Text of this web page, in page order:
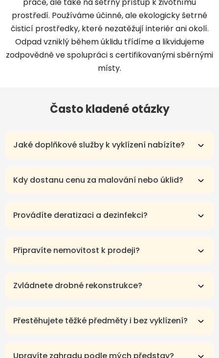
prostředí. Používáme účinné, ale ekologicky šetrné
čisticí prostředky, které nezatěžují interiér ani okolí.
Odpad vzniklý během úklidu třídíme a likvidujeme
zodpovědně ve spolupráci s certifikovanými sběrnými
místy.
Často kladené otázky
Jaké doplňkové služby k vyklízení nabízíte?
Kdy dostanu cenu za malování nebo úklid?
Provádíte deratizaci a dezinfekci?
Připravíte nemovitost k prodeji?
Zvládnete drobné rekonstrukce?
Přestěhujete těžké předměty i bez vyklízení?